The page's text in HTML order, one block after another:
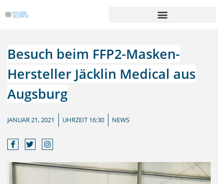
Inhalt
springen
Besuch beim FFP2-Masken-
Hersteller Jäcklin Medical aus
Augsburg
JANUAR 21, 2021 UHRZEIT 16:30 NEWS
F
a
e
b
o
T
w
t
t
I
n
t
a